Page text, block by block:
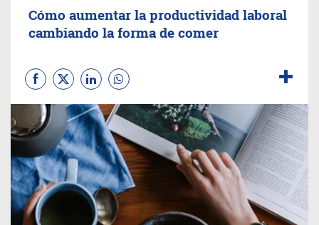
Cómo aumentar la productividad laboral
cambiando la forma de comer